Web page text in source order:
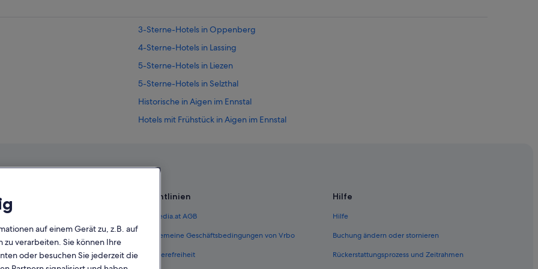
3-Sterne-Hotels in Oppenberg
4-Sterne-Hotels in Lassing
5-Sterne-Hotels in Liezen
5-Sterne-Hotels in Selzthal
Historische in Aigen im Ennstal
Hotels mit Frühstück in Aigen im Ennstal
B&B in Bahnhof Ardning
Hotels nahe Bahnhof Ardning
Österreich
Richtlinien
Expedia.at AGB
Allgemeine Geschäftsbedingungen von Vrbo
Barrierefreiheit
Hilfe
Hilfe
Buchung ändern oder stornieren
Rückerstattungsprozess und Zeitrahmen
auf einem Gerät zu, z.B. auf
verarbeiten. Sie können Ihre
oder besuchen Sie jederzeit die